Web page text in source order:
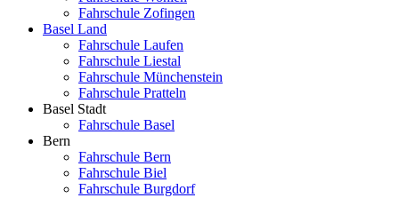
Fahrschule Zofingen
Basel Land
Fahrschule Laufen
Fahrschule Liestal
Fahrschule Münchenstein
Fahrschule Pratteln
Basel Stadt
Fahrschule Basel
Bern
Fahrschule Bern
Fahrschule Biel
Fahrschule Burgdorf